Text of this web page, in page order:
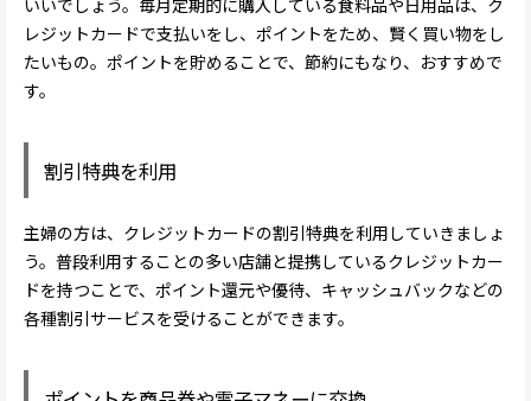
レジットカードで支払いをし、ポイントをため、賢く買い物をし
たいもの。ポイントを貯めることで、節約にもなり、おすすめで
す。
割引特典を利用
主婦の方は、クレジットカードの割引特典を利用していきましょ
う。普段利用することの多い店舗と提携しているクレジットカー
ドを持つことで、ポイント還元や優待、キャッシュバックなどの
各種割引サービスを受けることができます。